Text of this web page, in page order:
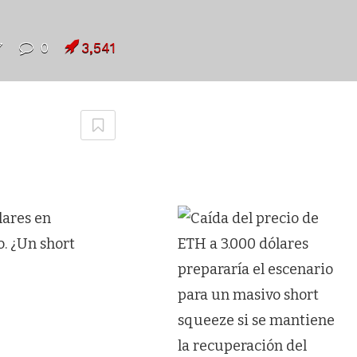
0 3,541
en
¿Un short